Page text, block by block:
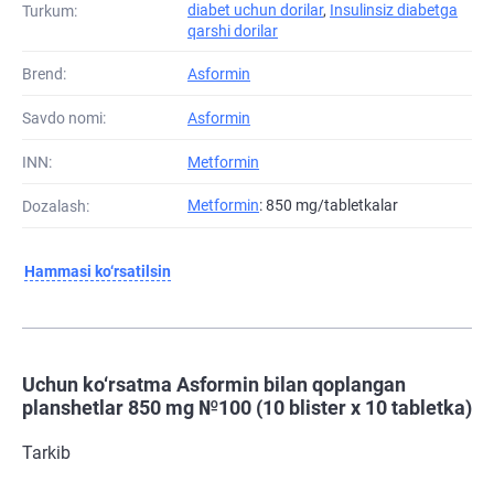
Turkum:
diabet uchun dorilar, Insulinsiz diabetga
qarshi dorilar
Brend: Asformin
Savdo nomi: Asformin
INN: Metformin
Dozalash: Metformin: 850 mg/tabletkalar
Hammasi ko‘rsatilsin
Uchun ko‘rsatma Asformin bilan qoplangan
planshetlar 850 mg №100 (10 blister х 10 tabletka)
Tarkib